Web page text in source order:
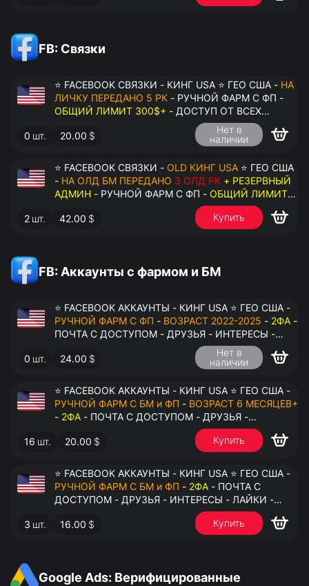
FB: Связки
⭐ FACEBOOK СВЯЗКИ - КИНГ USA ⭐ ГЕО США - НА
ЛИЧКУ ПЕРЕДАНО 5 РК - РУЧНОЙ ФАРМ С ФП -
ОБЩИЙ ЛИМИТ 300$+ - ДОСТУП ОТ ВСЕХ
АККАУНТОВ - ПЕРЕДАЧА В АНТИДЕТЕКТ
0 шт. 20.00 $
Нет в
наличии
⭐ FACEBOOK СВЯЗКИ - OLD КИНГ USA ⭐ ГЕО США
- НА ОЛД БМ ПЕРЕДАНО 3 ОЛД РК + РЕЗЕРВНЫЙ
АДМИН - РУЧНОЙ ФАРМ С ФП - ОБЩИЙ ЛИМИТ
- ДОСТУП ОТ ВСЕХ АККАУНТОВ -
ПЕРЕДАЧА В АНТИДЕТЕКТ
2 шт. 42.00 $ Купить
FB: Аккаунты с фармом и БМ
⭐ FACEBOOK АККАУНТЫ - КИНГ USA ⭐ ГЕО США -
РУЧНОЙ ФАРМ С ФП - ВОЗРАСТ 2022-2025 - 2ФА -
ПОЧТА С ДОСТУПОМ - ДРУЗЬЯ - ИНТЕРЕСЫ -
ЛАЙКИ - КОММЕНТАРИИ - ПЕРЕДАЧА В
АНТИДЕТЕКТ
0 шт. 24.00 $
Нет в
наличии
⭐ FACEBOOK АККАУНТЫ - КИНГ USA ⭐ ГЕО США -
РУЧНОЙ ФАРМ С БМ и ФП - ВОЗРАСТ 6 МЕСЯЦЕВ+
- 2ФА - ПОЧТА С ДОСТУПОМ - ДРУЗЬЯ -
ИНТЕРЕСЫ - ЛАЙКИ - КОММЕНТАРИИ - ПЕРЕДАЧА
В АНТИДЕТЕКТ
16 шт. 20.00 $ Купить
⭐ FACEBOOK АККАУНТЫ - КИНГ USA ⭐ ГЕО США -
РУЧНОЙ ФАРМ С БМ и ФП - 2ФА - ПОЧТА С
ДОСТУПОМ - ДРУЗЬЯ - ИНТЕРЕСЫ - ЛАЙКИ -
КОММЕНТАРИИ - ПЕРЕДАЧА В АНТИДЕТЕКТ
3 шт. 16.00 $ Купить
Google Ads: Верифицированные